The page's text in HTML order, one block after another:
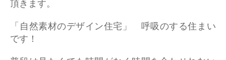
頂きます。
「自然素材のデザイン住宅」 呼吸のする住まい
です！